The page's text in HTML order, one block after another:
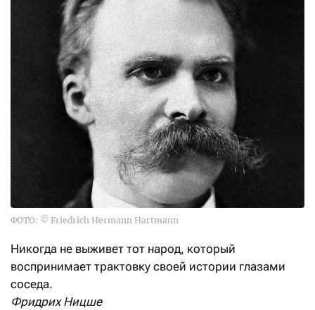
ФОТО: © Friedrich Hermann Hartmann
Никогда не выживет тот народ, который
воспринимает трактовку своей истории глазами
соседа.
Фридрих Ницше